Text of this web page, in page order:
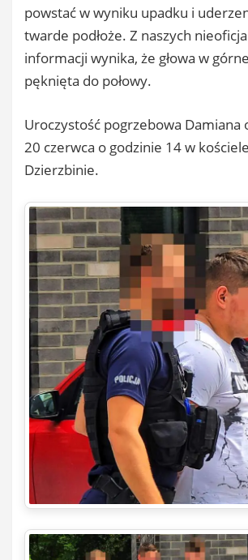
powstać w wyniku upadku i
twarde podłoże. Z naszych
informacji wynika, że głowa w
pęknięta do połowy.
Uroczystość pogrzebowa Damiana
20 czerwca o godzinie 14 w
Dzierzbinie.